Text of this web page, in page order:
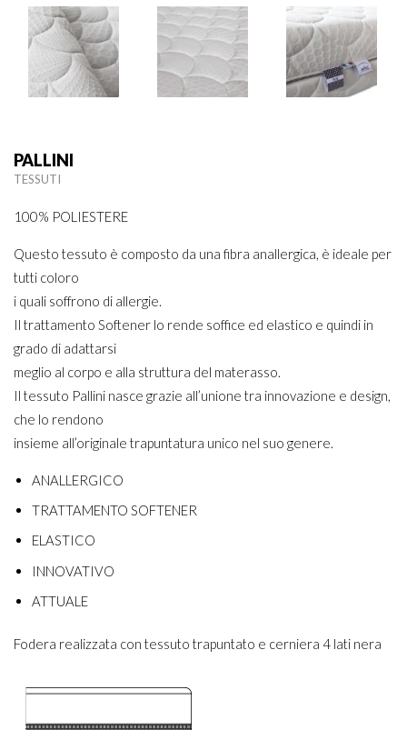
PALLINI
TESSUTI
100% POLIESTERE
Questo tessuto è composto da una fibra anallergica, è ideale per
tutti coloro
i quali soffrono di allergie.
Il trattamento Softener lo rende soffice ed elastico e quindi in
grado di adattarsi
meglio al corpo e alla struttura del materasso.
Il tessuto Pallini nasce grazie all’unione tra innovazione e design,
che lo rendono
insieme all’originale trapuntatura unico nel suo genere.
ANALLERGICO
TRATTAMENTO SOFTENER
ELASTICO
INNOVATIVO
ATTUALE
Fodera realizzata con tessuto trapuntato e cerniera 4 lati nera